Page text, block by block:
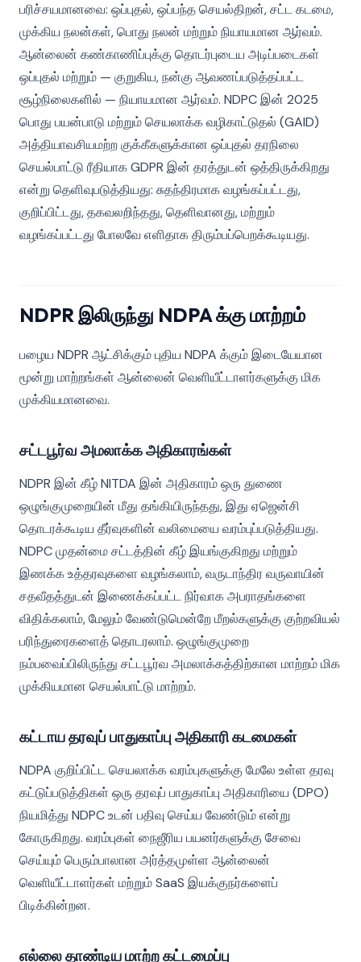
பரிச்சயமானவை: ஒப்புதல், ஒப்பந்த செயல்திறன், சட்ட கடமை,
முக்கிய நலன்கள், பொது நலன் மற்றும் நியாயமான ஆர்வம்.
ஆன்லைன் கண்காணிப்புக்கு தொடர்புடைய அடிப்படைகள்
ஒப்புதல் மற்றும் — குறுகிய, நன்கு ஆவணப்படுத்தப்பட்ட
சூழ்நிலைகளில் — நியாயமான ஆர்வம். NDPC இன் 2025
பொது பயன்பாடு மற்றும் செயலாக்க வழிகாட்டுதல் (GAID)
அத்தியாவசியமற்ற குக்கீகளுக்கான ஒப்புதல் தரநிலை
செயல்பாட்டு ரீதியாக GDPR இன் தரத்துடன் ஒத்திருக்கிறது
என்று தெளிவுபடுத்தியது: சுதந்திரமாக வழங்கப்பட்டது,
குறிப்பிட்டது, தகவலறிந்தது, தெளிவானது, மற்றும்
வழங்கப்பட்டது போலவே எளிதாக திரும்பப்பெறக்கூடியது.
NDPR இலிருந்து NDPA க்கு மாற்றம்
பழைய NDPR ஆட்சிக்கும் புதிய NDPA க்கும் இடையேயான
மூன்று மாற்றங்கள் ஆன்லைன் வெளியீட்டாளர்களுக்கு மிக
முக்கியமானவை.
சட்டபூர்வ அமலாக்க அதிகாரங்கள்
NDPR இன் கீழ் NITDA இன் அதிகாரம் ஒரு துணை
ஒழுங்குமுறையின் மீது தங்கியிருந்தது, இது ஏஜென்சி
தொடரக்கூடிய தீர்வுகளின் வலிமையை வரம்புப்படுத்தியது.
NDPC முதன்மை சட்டத்தின் கீழ் இயங்குகிறது மற்றும்
இணக்க உத்தரவுகளை வழங்கலாம், வருடாந்திர வருவாயின்
சதவீதத்துடன் இணைக்கப்பட்ட நிர்வாக அபராதங்களை
விதிக்கலாம், மேலும் வேண்டுமென்றே மீறல்களுக்கு குற்றவியல்
பரிந்துரைகளைத் தொடரலாம். ஒழுங்குமுறை
நம்பவைப்பிலிருந்து சட்டபூர்வ அமலாக்கத்திற்கான மாற்றம் மிக
முக்கியமான செயல்பாட்டு மாற்றம்.
கட்டாய தரவுப் பாதுகாப்பு அதிகாரி கடமைகள்
NDPA குறிப்பிட்ட செயலாக்க வரம்புகளுக்கு மேலே உள்ள தரவு
கட்டுப்படுத்திகள் ஒரு தரவுப் பாதுகாப்பு அதிகாரியை (DPO)
நியமித்து NDPC உடன் பதிவு செய்ய வேண்டும் என்று
கோருகிறது. வரம்புகள் நைஜீரிய பயனர்களுக்கு சேவை
செய்யும் பெரும்பாலான அர்த்தமுள்ள ஆன்லைன்
வெளியீட்டாளர்கள் மற்றும் SaaS இயக்குநர்களைப்
பிடிக்கின்றன.
எல்லை தாண்டிய மாற்ற கட்டமைப்பு